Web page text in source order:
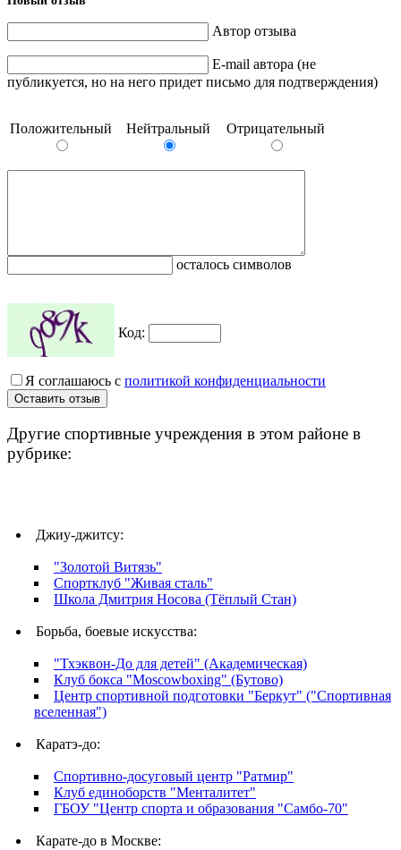
Автор отзыва
E-mail автора (не
публикуется, но на него придет письмо для подтверждения)
Положительный Нейтральный Отрицательный
осталось символов
Код:
Я соглашаюсь с политикой конфиденциальности
Другие спортивные учреждения в этом районе в
рубрике:
Джиу-джитсу:
"Золотой Витязь"
Спортклуб "Живая сталь"
Школа Дмитрия Носова (Тёплый Стан)
Борьба, боевые искусства:
"Тхэквон-До для детей" (Академическая)
Клуб бокса "Moscowboxing" (Бутово)
Центр спортивной подготовки "Беркут" ("Спортивная
вселенная")
Каратэ-до:
Спортивно-досуговый центр "Ратмир"
Клуб единоборств "Менталитет"
ГБОУ "Центр спорта и образования "Самбо-70"
Карате-до в Москве: